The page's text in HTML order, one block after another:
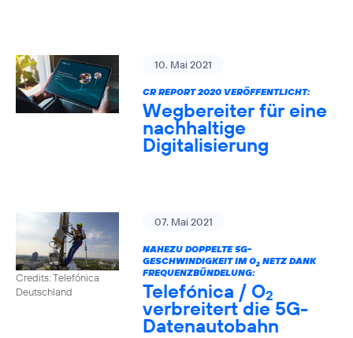
10. Mai 2021
CR REPORT 2020 VERÖFFENTLICHT:
Wegbereiter für eine
nachhaltige
Digitalisierung
Credits: Telefónica
Deutschland
07. Mai 2021
NAHEZU DOPPELTE 5G-
GESCHWINDIGKEIT IM O2NETZ DANK
FREQUENZBÜNDELUNG:
Telefónica / O2
verbreitert die 5G-
Datenautobahn